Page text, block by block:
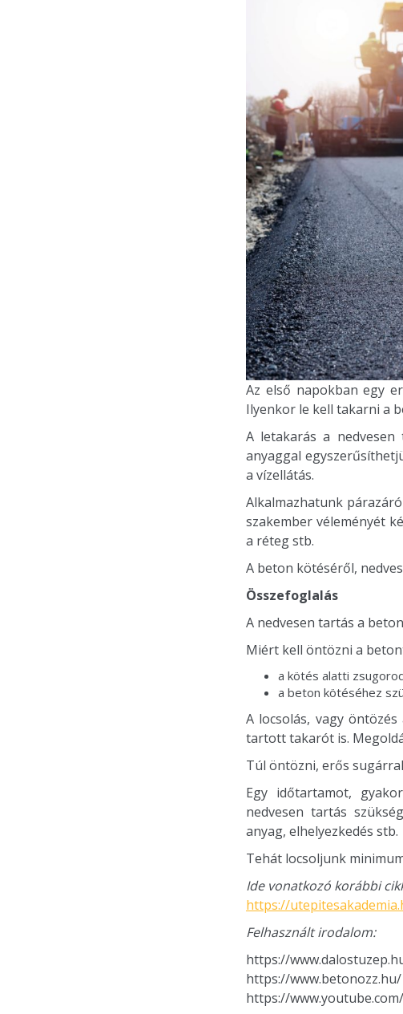
Az első napokban egy
Ilyenkor le kell takarni a
A letakarás a nedvesen
anyaggal
a vízellátás.
Alkalmazhatunk
szakember véleményét
a réteg stb.
A beton kötéséről,
Összefoglalás
A nedvesen tartás a
Miért kell öntözni a
a kötés alatti
a beton kötéséhez
A locsolás, vagy
tartott takarót is.
Túl öntözni, erős
Egy időtartamot,
nedvesen tartás
anyag, elhelyezkedés stb.
Tehát locsoljunk
Ide vonatkozó korábbi
https://
Felhasznált irodalom:
https://
https://www.betonozz.hu/
https://